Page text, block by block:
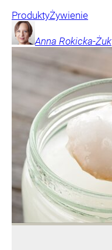
ProduktyŻywienie
Anna Rokicka-Żuk